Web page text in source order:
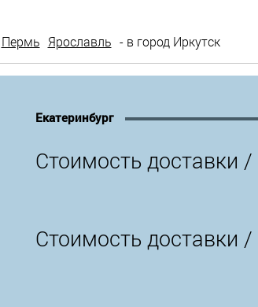
Пермь Ярославль - в город Иркутск
Екатеринбург
Стоимость доставки /
Стоимость доставки /